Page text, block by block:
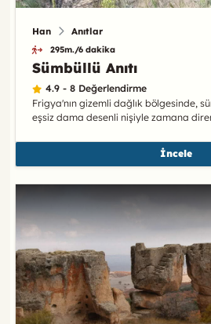
Han Anıtlar
295m./6 dakika
Sümbüllü Anıtı
4.9 - 8 Değerlendirme
Frigya'nın gizemli dağlık bölgesinde,
eşsiz dama desenli nişiyle zamana
İncele